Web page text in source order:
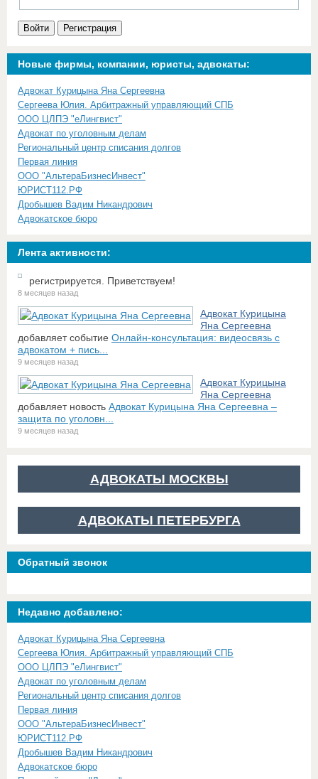
Войти Регистрация
Новые фирмы, компании, юристы, адвокаты:
Адвокат Курицына Яна Сергеевна
Сергеева Юлия. Арбитражный управляющий СПБ
ООО ЦЛПЭ "еЛингвист"
Адвокат по уголовным делам
Региональный центр списания долгов
Первая линия
ООО "АльтераБизнесИнвест"
ЮРИСТ112.РФ
Дробышев Вадим Никандрович
Адвокатское бюро
Лента активности:
регистрируется. Приветствуем!
8 месяцев назад
Адвокат Курицына
Яна Сергеевна
добавляет событие Онлайн-консультация: видеосвязь с
адвокатом + пись...
9 месяцев назад
Адвокат Курицына
Яна Сергеевна
добавляет новость Адвокат Курицына Яна Сергеевна –
защита по уголовн...
9 месяцев назад
АДВОКАТЫ МОСКВЫ
АДВОКАТЫ ПЕТЕРБУРГА
Обратный звонок
Недавно добавлено:
Адвокат Курицына Яна Сергеевна
Сергеева Юлия. Арбитражный управляющий СПБ
ООО ЦЛПЭ "еЛингвист"
Адвокат по уголовным делам
Региональный центр списания долгов
Первая линия
ООО "АльтераБизнесИнвест"
ЮРИСТ112.РФ
Дробышев Вадим Никандрович
Адвокатское бюро